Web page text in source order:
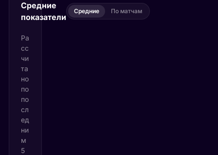
Средние
показатели
Средние По матчам
Ра
сс
чи
та
но
по
по
сл
ед
ни
м
5